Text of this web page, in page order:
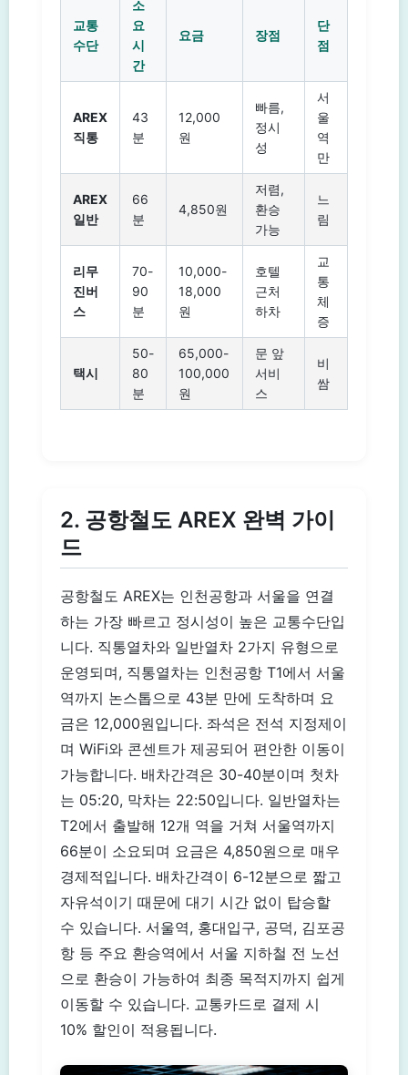
교통
수단
소
요
시
간
요금 장점
단
점
AREX
직통
43
분
12,000
원
빠름,
정시
성
서
울
역
만
AREX
일반
66
분
4,850원
저렴,
환승
가능
느
림
리무
진버
스
70-
90
분
10,000-
18,000
원
호텔
근처
하차
교
통
체
증
택시
50-
80
분
65,000-
100,000
원
문 앞
서비
스
비
쌈
2. 공항철도 AREX 완벽 가이
드
공항철도 AREX는 인천공항과 서울을 연결
하는 가장 빠르고 정시성이 높은 교통수단입
니다. 직통열차와 일반열차 2가지 유형으로
운영되며, 직통열차는 인천공항 T1에서 서울
역까지 논스톱으로 43분 만에 도착하며 요
금은 12,000원입니다. 좌석은 전석 지정제이
며 WiFi와 콘센트가 제공되어 편안한 이동이
가능합니다. 배차간격은 30-40분이며 첫차
는 05:20, 막차는 22:50입니다. 일반열차는
T2에서 출발해 12개 역을 거쳐 서울역까지
66분이 소요되며 요금은 4,850원으로 매우
경제적입니다. 배차간격이 6-12분으로 짧고
자유석이기 때문에 대기 시간 없이 탑승할
수 있습니다. 서울역, 홍대입구, 공덕, 김포공
항 등 주요 환승역에서 서울 지하철 전 노선
으로 환승이 가능하여 최종 목적지까지 쉽게
이동할 수 있습니다. 교통카드로 결제 시
10% 할인이 적용됩니다.